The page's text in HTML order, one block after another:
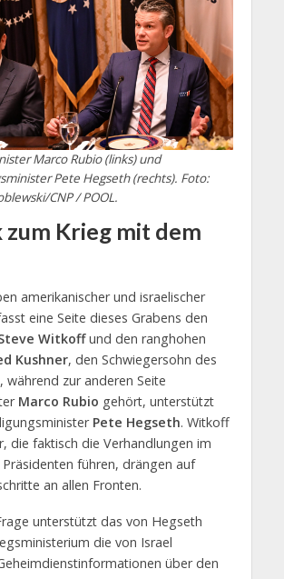
Marco Rubio (links) und
Pete Hegseth (rechts). Foto:
CNP / POOL.
zum Krieg mit dem
amerikanischer und israelischer
eine Seite dieses Grabens den
Witkoffund den ranghohen
Kushner, den Schwiegersohn des
während zur anderen Seite
Marco Rubio gehört, unterstützt
Pete Hegseth. Witkoff
die faktisch die Verhandlungen im
führen, drängen auf
an allen Fronten.
unterstützt das von Hegseth
die von Israel
über den